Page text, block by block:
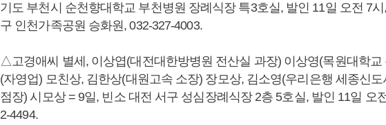
기도 부천시 순천향대학교 부천병원 장례식장 특3호실, 발인 11일 오전 7
구 인천가족공원 승화원, 032-327-4003.
△고경애씨 별세, 이상엽(대전대한방병원 전산실 과장) 이상영(목원대학교
(자영업) 모친상, 김한상(대원고속 소장) 장모상, 김소영(우리은행 세종신도
점장) 시모상 = 9일, 빈소 대전 서구 성심장례식장 2층 5호실, 발인 11일 오
2-4494.